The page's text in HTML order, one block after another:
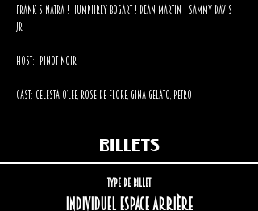
Frank Sinatra ! Humphrey Bogart ! Dean Martin ! Sammy Davis
Jr. !
Host:  Pinot Noir
Cast: Celesta O’Lee, Rose de Flore, Gina Gelato, Petro
Billets
Type de billet
Individuel espace arrière